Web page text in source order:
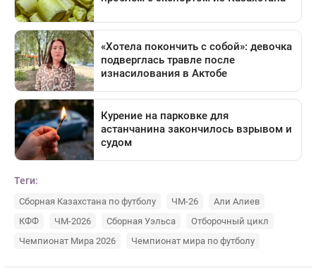
Теги:
Сборная Казахстана по футболу ЧМ-26
Али Алиев
КФФ
ЧМ-2026 Сборная Уэльса
Отборочный цикл
Чемпионат Мира 2026
Чемпионат мира по футболу